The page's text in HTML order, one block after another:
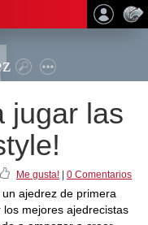
jugar las
Me gusta! 0 Comentarios
ajedrez de primera
mejores ajedrecistas